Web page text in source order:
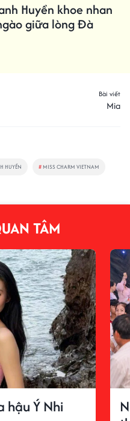
Huyền khoe nhan
giữa lòng Đà
Bài viết
Mia
HUYỀN # MISS CHARM VIETNAM
TÂM
hậu Ý Nhi